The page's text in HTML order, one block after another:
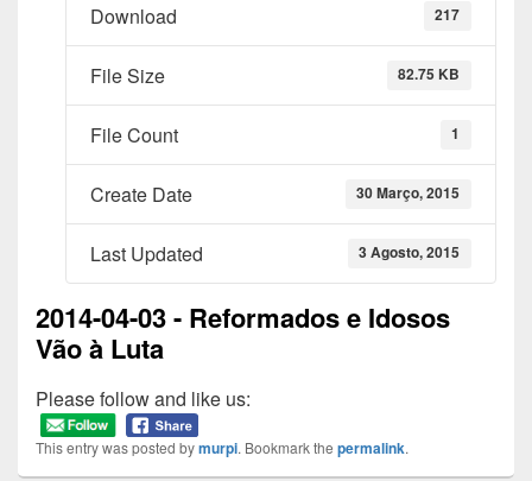
Download 217
File Size 82.75 KB
File Count 1
Create Date 30 Março, 2015
Last Updated 3 Agosto, 2015
2014-04-03 - Reformados e Idosos
Vão à Luta
Please follow and like us:
This entry was posted bymurpi. Bookmark the permalink.